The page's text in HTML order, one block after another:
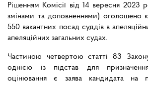
Рішенням Комісії від 14 вересня
змінами та доповненнями) оголошено
550 вакантних посад суддів в
апеляційних загальних судах.
Частиною четвертою статті 83
однією із підстав для призначення
оцінювання є заява кандидата на